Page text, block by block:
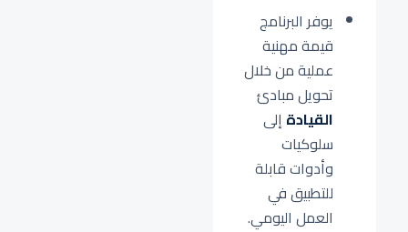
يوفر البرنامج
قيمة مهنية
عملية من خلال
تحويل مبادئ
القيادة إلى
سلوكيات
وأدوات قابلة
للتطبيق في
العمل اليومي.